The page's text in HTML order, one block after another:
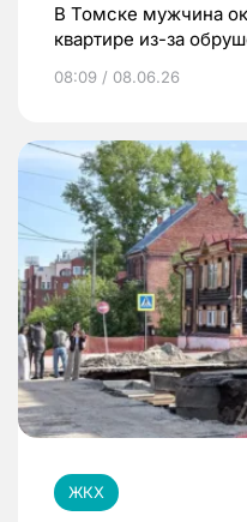
В Томске мужчина
квартире из-за
08:09 / 08.06.26
ЖКХ